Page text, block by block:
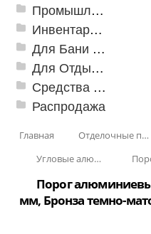
Промышленный текстиль
Инвентарь для клининга
Для Бани и Сауны
Для Отдыха и Пикника
Средства от насекомых и садовых вредителей
Распродажа
Главная Отделочные профили
Угловые алюминиевые пороги
Порог
мм, Бронза темно-